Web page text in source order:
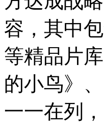
容，其中
等精品片
的小鸟》
一一在列